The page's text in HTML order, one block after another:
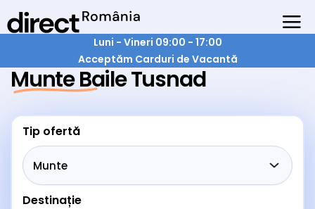
Luni - Vineri 09:00 - 17:00
Acceptăm Carduri de Vacantă
Munte Baile Tusnad
Tip ofertă
Destinație